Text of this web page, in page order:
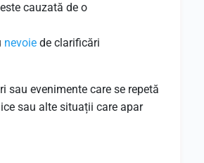
cauzată de o
nevoie de clarificări
sau evenimente care se repetă
sau alte situații care apar